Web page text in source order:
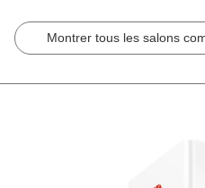
Montrer tous les salons